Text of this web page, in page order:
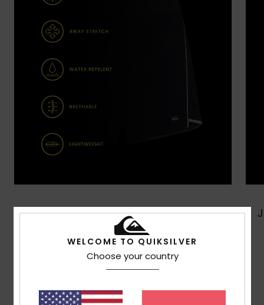
Jetzt Shoppen
Kundenbewertungen
WELCOME TO QUIKSILVER
Choose your country